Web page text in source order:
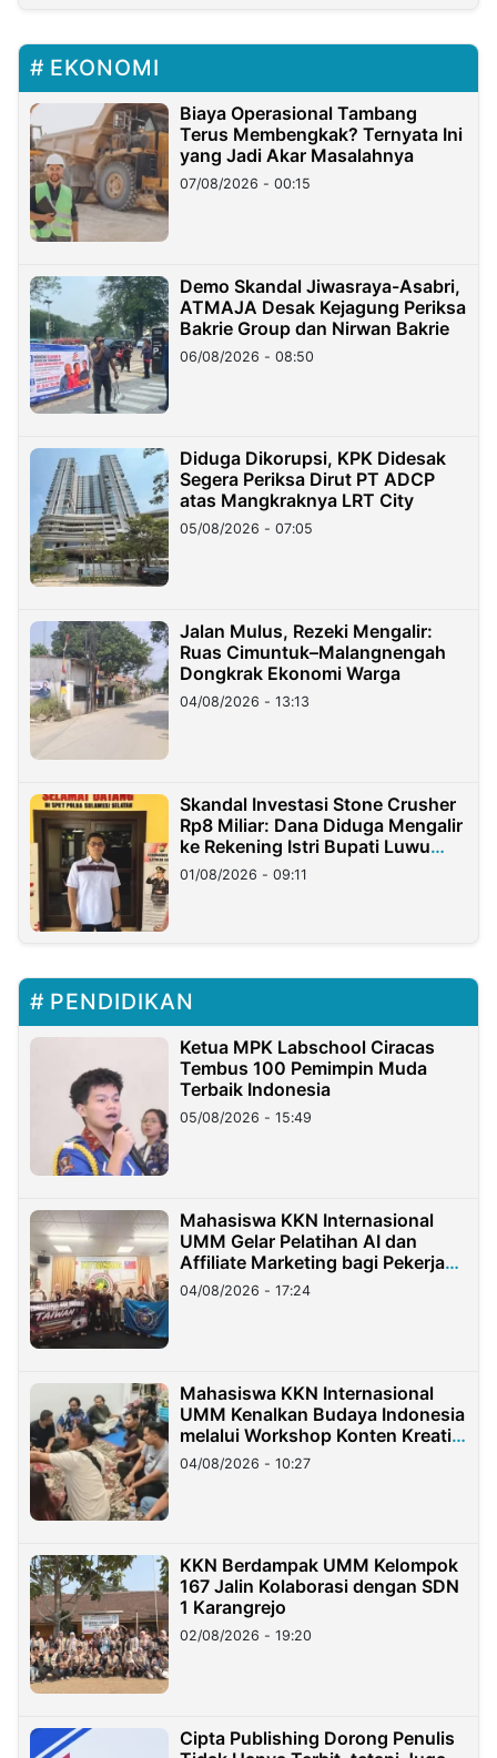
EKONOMI
Biaya Operasional Tambang
Terus Membengkak? Ternyata Ini
yang Jadi Akar Masalahnya
07/08/2026 - 00:15
Demo Skandal Jiwasraya-Asabri,
ATMAJA Desak Kejagung Periksa
Bakrie Group dan Nirwan Bakrie
06/08/2026 - 08:50
Diduga Dikorupsi, KPK Didesak
Segera Periksa Dirut PT ADCP
atas Mangkraknya LRT City
05/08/2026 - 07:05
Jalan Mulus, Rezeki Mengalir:
Ruas Cimuntuk–Malangnengah
Dongkrak Ekonomi Warga
04/08/2026 - 13:13
Skandal Investasi Stone Crusher
Rp8 Miliar: Dana Diduga Mengalir
ke Rekening Istri Bupati Luwu
Timur
01/08/2026 - 09:11
PENDIDIKAN
Ketua MPK Labschool Ciracas
Tembus 100 Pemimpin Muda
Terbaik Indonesia
05/08/2026 - 15:49
Mahasiswa KKN Internasional
UMM Gelar Pelatihan AI dan
Affiliate Marketing bagi Pekerja
Migran Indonesia di Taiwan
04/08/2026 - 17:24
Mahasiswa KKN Internasional
UMM Kenalkan Budaya Indonesia
melalui Workshop Konten Kreatif
di Taiwan
04/08/2026 - 10:27
KKN Berdampak UMM Kelompok
167 Jalin Kolaborasi dengan SDN
1 Karangrejo
02/08/2026 - 19:20
Cipta Publishing Dorong Penulis